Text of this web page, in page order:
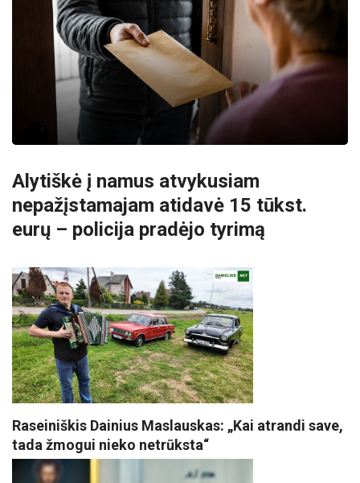
Alytiškė į namus atvykusiam
nepažįstamajam atidavė 15 tūkst.
eurų – policija pradėjo tyrimą
Raseiniškis Dainius Maslauskas: „Kai atrandi save,
tada žmogui nieko netrūksta“